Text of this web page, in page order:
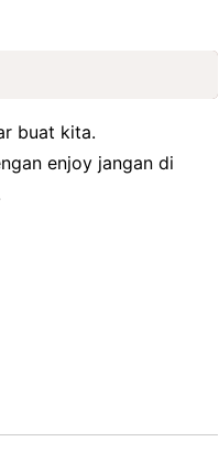
buat kita.
enjoy jangan di